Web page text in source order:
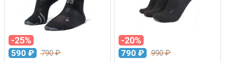
-25%
590 ₽ 790₽
-20%
790 ₽ 990₽